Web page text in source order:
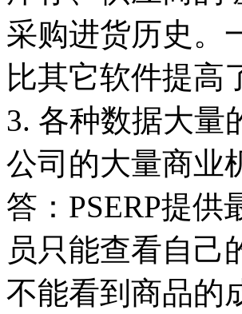
采购进货历史。
比其它软件提高
3. 各种数据大量
公司的大量商业
答：PSERP提
员只能查看自己
不能看到商品的